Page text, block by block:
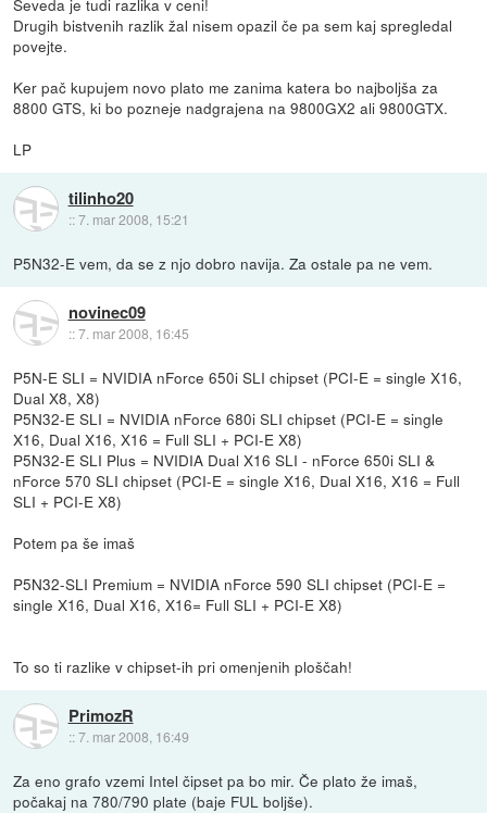
Drugih bistvenih razlik žal nisem opazil če pa sem kaj spregledal
povejte.
Ker pač kupujem novo plato me zanima katera bo najboljša za
8800 GTS, ki bo pozneje nadgrajena na 9800GX2 ali 9800GTX.
LP
tilinho20
::7. mar 2008, 15:21
P5N32-E vem, da se z njo dobro navija. Za ostale pa ne vem.
novinec09
::7. mar 2008, 16:45
P5N-E SLI = NVIDIA nForce 650i SLI chipset (PCI-E = single X16,
Dual X8, X8)
P5N32-E SLI = NVIDIA nForce 680i SLI chipset (PCI-E = single
X16, Dual X16, X16 = Full SLI + PCI-E X8)
P5N32-E SLI Plus = NVIDIA Dual X16 SLI - nForce 650i SLI &
nForce 570 SLI chipset (PCI-E = single X16, Dual X16, X16 = Full
SLI + PCI-E X8)
Potem pa še imaš
P5N32-SLI Premium = NVIDIA nForce 590 SLI chipset (PCI-E =
single X16, Dual X16, X16= Full SLI + PCI-E X8)
To so ti razlike v chipset-ih pri omenjenih ploščah!
PrimozR
::7. mar 2008, 16:49
Za eno grafo vzemi Intel čipset pa bo mir. Če plato že imaš,
počakaj na 780/790 plate (baje FUL boljše).